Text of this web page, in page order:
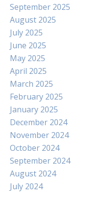
September 2025
August 2025
July 2025
June 2025
May 2025
April 2025
March 2025
February 2025
January 2025
December 2024
November 2024
October 2024
September 2024
August 2024
July 2024